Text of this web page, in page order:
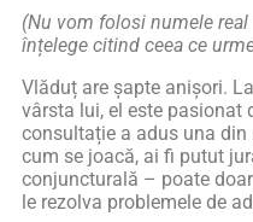
(Nu vom folosi numele
înțelege citind ceea ce
Vlăduț are șapte anișori.
vârsta lui, el este pasionat
consultație a adus una
cum se joacă, ai fi putut
conjuncturală – poate
le rezolva problemele de